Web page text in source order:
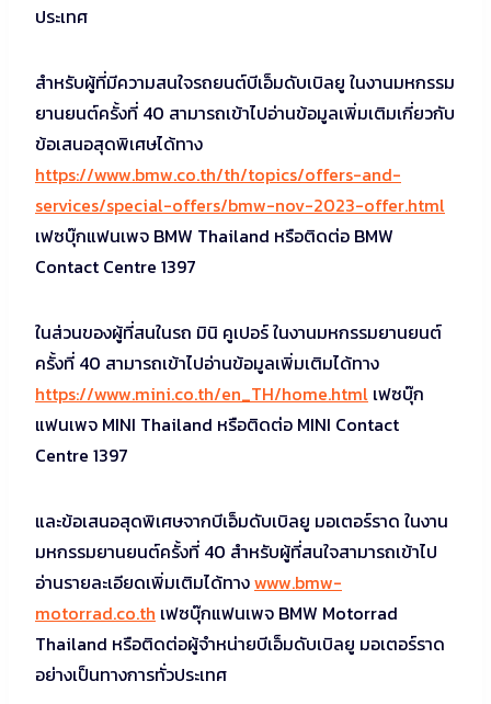
ประเทศ
สำหรับผู้ที่มีความสนใจรถยนต์บีเอ็มดับเบิลยู ในงานมหกรรม
ยานยนต์ครั้งที่ 40 สามารถเข้าไปอ่านข้อมูลเพิ่มเติมเกี่ยวกับ
ข้อเสนอสุดพิเศษได้ทาง
https://www.bmw.co.th/th/topics/offers-and-
services/special-offers/bmw-nov-2023-offer.html
เฟซบุ๊กแฟนเพจ BMW Thailand หรือติดต่อ BMW
Contact Centre 1397
ในส่วนของผู้ที่สนในรถ มินิ คูเปอร์ ในงานมหกรรมยานยนต์
ครั้งที่ 40 สามารถเข้าไปอ่านข้อมูลเพิ่มเติมได้ทาง
https://www.mini.co.th/en_TH/home.html เฟซบุ๊ก
แฟนเพจ MINI Thailand หรือติดต่อ MINI Contact
Centre 1397
และข้อเสนอสุดพิเศษจากบีเอ็มดับเบิลยู มอเตอร์ราด ในงาน
มหกรรมยานยนต์ครั้งที่ 40 สำหรับผู้ที่สนใจสามารถเข้าไป
อ่านรายละเอียดเพิ่มเติมได้ทางwww.bmw-
motorrad.co.th เฟซบุ๊กแฟนเพจ BMW Motorrad
Thailand หรือติดต่อผู้จำหน่ายบีเอ็มดับเบิลยู มอเตอร์ราด
อย่างเป็นทางการทั่วประเทศ